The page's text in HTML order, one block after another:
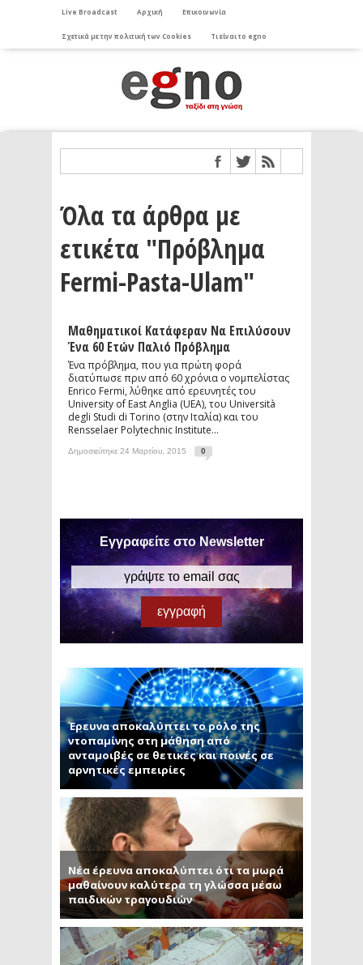
Live Broadcast Αρχική Επικοινωνία
Σχετικά με την πολιτική των Cookies Τι είναι το egno
Όλα τα άρθρα με
ετικέτα "Πρόβλημα
Fermi-Pasta-Ulam"
Μαθηματικοί Κατάφεραν Να Επιλύσουν
Ένα 60 Ετών Παλιό Πρόβλημα
Ένα πρόβλημα, που για πρώτη φορά
διατύπωσε πριν από 60 χρόνια ο νομπελίστας
Enrico Fermi, λύθηκε από ερευνητές του
University of East Anglia (UEA), του Università
degli Studi di Torino (στην Ιταλία) και του
Rensselaer Polytechnic Institute...
Δημοσιεύτηκε 24 Μαρτίου, 2015 0
Εγγραφείτε στο Newsletter
Έρευνα αποκαλύπτει το ρόλο της
ντοπαμίνης στη μάθηση από
ανταμοιβές σε θετικές και ποινές σε
αρνητικές εμπειρίες
Νέα έρευνα αποκαλύπτει ότι τα μωρά
μαθαίνουν καλύτερα τη γλώσσα μέσω
παιδικών τραγουδιών